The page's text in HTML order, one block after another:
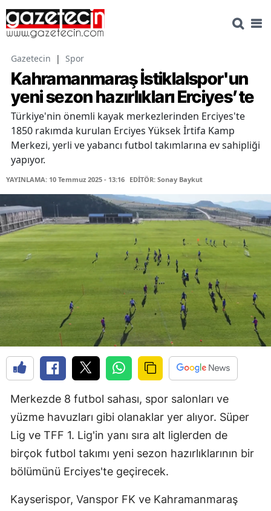
Gazetecin | Spor
Kahramanmaraş İstiklalspor'un
yeni sezon hazırlıkları Erciyes’te
Türkiye'nin önemli kayak merkezlerinden Erciyes'te
1850 rakımda kurulan Erciyes Yüksek İrtifa Kamp
Merkezi, yerli ve yabancı futbol takımlarına ev sahipliği
yapıyor.
YAYINLAMA: 10 Temmuz 2025 - 13:16 EDİTÖR: Sonay Baykut
Merkezde 8 futbol sahası, spor salonları ve
yüzme havuzları gibi olanaklar yer alıyor. Süper
Lig ve TFF 1. Lig'in yanı sıra alt liglerden de
birçok futbol takımı yeni sezon hazırlıklarının bir
bölümünü Erciyes'te geçirecek.
Kayserispor, Vanspor FK ve Kahramanmaraş